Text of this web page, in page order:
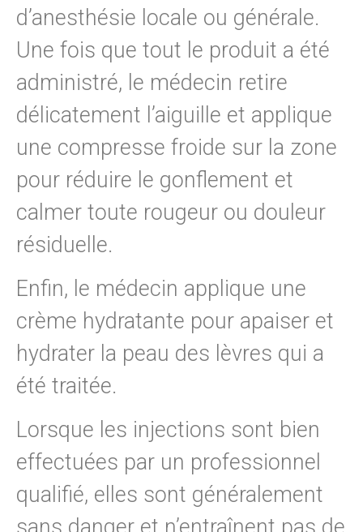
d’anesthésie locale ou générale.
Une fois que tout le produit a été
administré, le médecin retire
délicatement l’aiguille et applique
une compresse froide sur la zone
pour réduire le gonflement et
calmer toute rougeur ou douleur
résiduelle.
Enfin, le médecin applique une
crème hydratante pour apaiser et
hydrater la peau des lèvres qui a
été traitée.
Lorsque les injections sont bien
effectuées par un professionnel
qualifié, elles sont généralement